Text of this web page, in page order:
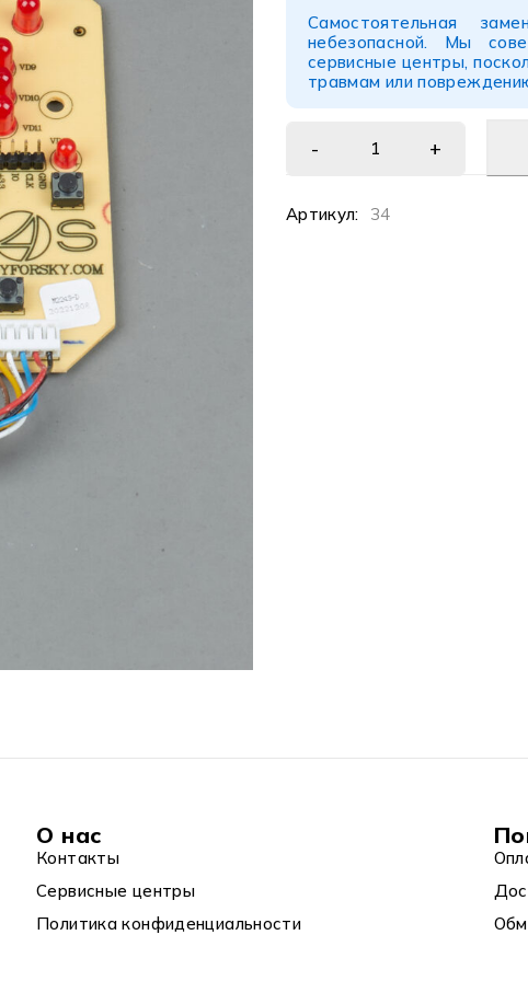
Самостоятельная
небезопасной. Мы
сервисные центры,
травмам или
Артикул: 34
О нас
Контакты
Сервисные центры
Политика конфиденциальности